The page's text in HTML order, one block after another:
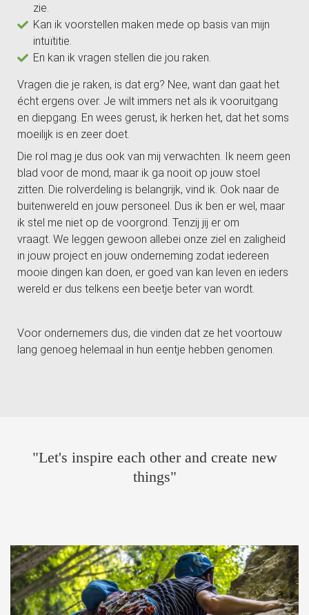
zie.
Kan ik voorstellen maken mede op basis van mijn
intuïtitie.
En kan ik vragen stellen die jou raken.
Vragen die je raken, is dat erg? Nee, want dan gaat het
écht ergens over. Je wilt immers net als ik vooruitgang
en diepgang. En wees gerust, ik herken het, dat het soms
moeilijk is en zeer doet.
Die rol mag je dus ook van mij verwachten. Ik neem geen
blad voor de mond, maar ik ga nooit op jouw stoel
zitten. Die rolverdeling is belangrijk, vind ik. Ook naar de
buitenwereld en jouw personeel. Dus ik ben er wel, maar
ik stel me niet op de voorgrond. Tenzij jij er om
vraagt. We leggen gewoon allebei onze ziel en zaligheid
in jouw project en jouw onderneming zodat iedereen
mooie dingen kan doen, er goed van kan leven en ieders
wereld er dus telkens een beetje beter van wordt.
Voor ondernemers dus, die vinden dat ze het voortouw
lang genoeg helemaal in hun eentje hebben genomen.
"Let's inspire each other and create new
things"